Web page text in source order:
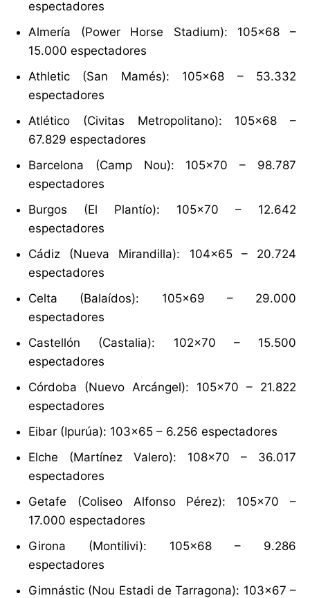
espectadores
Almería (Power Horse Stadium): 105×68 –
15.000 espectadores
Athletic (San Mamés): 105×68 – 53.332
espectadores
Atlético (Civitas Metropolitano): 105×68 –
67.829 espectadores
Barcelona (Camp Nou): 105×70 – 98.787
espectadores
Burgos (El Plantío): 105×70 – 12.642
espectadores
Cádiz (Nueva Mirandilla): 104×65 – 20.724
espectadores
Celta (Balaídos): 105×69 – 29.000
espectadores
Castellón (Castalia): 102×70 – 15.500
espectadores
Córdoba (Nuevo Arcángel): 105×70 – 21.822
espectadores
Eibar (Ipurúa): 103×65 – 6.256 espectadores
Elche (Martínez Valero): 108×70 – 36.017
espectadores
Getafe (Coliseo Alfonso Pérez): 105×70 –
17.000 espectadores
Girona (Montilivi): 105×68 – 9.286
espectadores
Gimnástic (Nou Estadi de Tarragona): 103×67 –